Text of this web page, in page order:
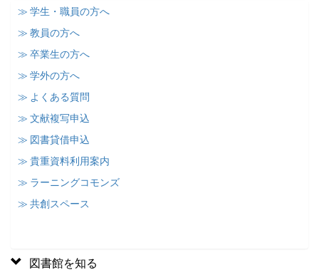
≫ 学生・職員の方へ
≫ 教員の方へ
≫ 卒業生の方へ
≫ 学外の方へ
≫ よくある質問
≫ 文献複写申込
≫ 図書貸借申込
≫ 貴重資料利用案内
≫ ラーニングコモンズ
≫ 共創スペース
図書館を知る